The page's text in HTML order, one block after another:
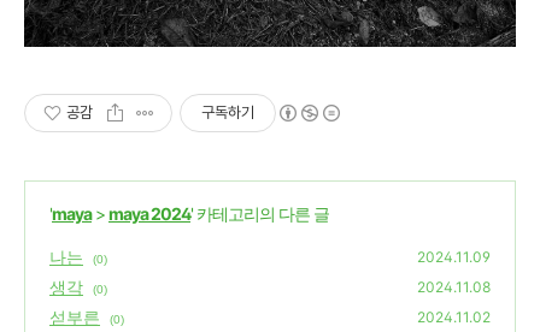
공감 구독하기
'maya>maya 2024' 카테고리의 다른 글
나는 (0) 2024.11.09
생각 (0) 2024.11.08
섣부른 (0) 2024.11.02